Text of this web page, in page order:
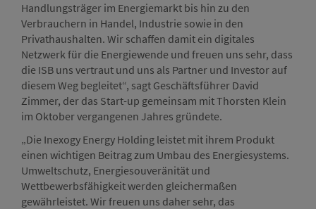
Handlungsträger im Energiemarkt bis hin zu den
Verbrauchern in Handel, Industrie sowie in den
Privathaushalten. Wir schaffen damit ein digitales
Netzwerk für die Energiewende und freuen uns sehr, dass
die ISB uns vertraut und uns als Partner und Investor auf
diesem Weg begleitet“, sagt Geschäftsführer David
Zimmer, der das Start-up gemeinsam mit Thorsten Klein
im Oktober vergangenen Jahres gründete.
„Die Inexogy Energy Holding leistet mit ihrem Produkt
einen wichtigen Beitrag zum Umbau des Energiesystems.
Umweltschutz, Energiesouveränität und
Wettbewerbsfähigkeit werden gleichermaßen
gewährleistet. Wir freuen uns daher sehr, das